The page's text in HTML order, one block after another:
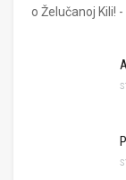
o Želučanoj Kili!